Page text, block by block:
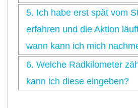
5. Ich habe erst spät vom
erfah­ren und die Aktion
wann kann ich mich
6. Wel­che Rad­ki­lo­me­ter
kann ich diese eingeben?